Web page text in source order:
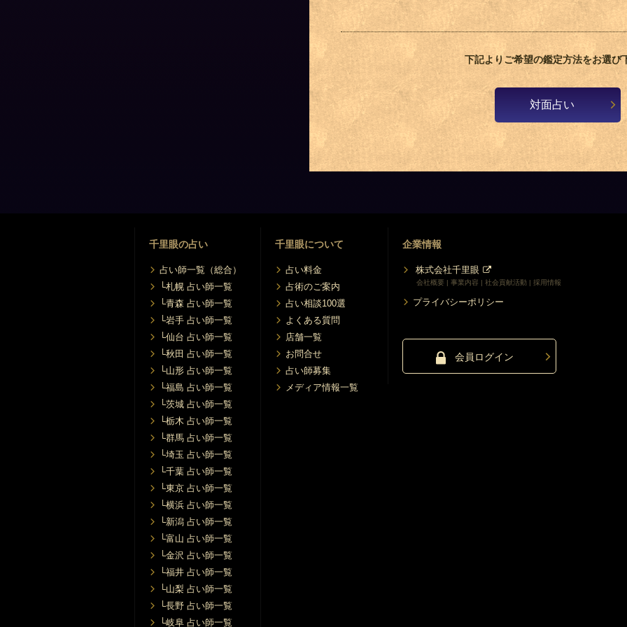
下記よりご希望の鑑定方法をお選び
対面占い
千里眼の占い
占い師一覧（総合）
└札幌 占い師一覧
└青森 占い師一覧
└岩手 占い師一覧
└仙台 占い師一覧
└秋田 占い師一覧
└山形 占い師一覧
└福島 占い師一覧
└茨城 占い師一覧
└栃木 占い師一覧
└群馬 占い師一覧
└埼玉 占い師一覧
└千葉 占い師一覧
└東京 占い師一覧
└横浜 占い師一覧
└新潟 占い師一覧
└富山 占い師一覧
└金沢 占い師一覧
└福井 占い師一覧
└山梨 占い師一覧
└長野 占い師一覧
└岐阜 占い師一覧
千里眼について
占い料金
占術のご案内
占い相談100選
よくある質問
店舗一覧
お問合せ
占い師募集
メディア情報一覧
企業情報
株式会社千里眼
会社概要 | 事業内容 | 社会貢献活動 | 採用情報
プライバシーポリシー
会員ログイン